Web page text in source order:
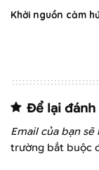
Khởi nguồn cảm
Để lại đánh
Email của bạn
trường bắt buộc